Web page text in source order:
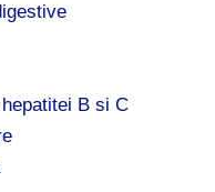
B si C